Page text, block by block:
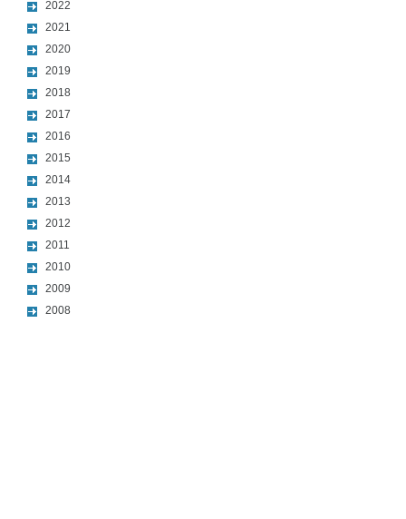
2022
2021
2020
2019
2018
2017
2016
2015
2014
2013
2012
2011
2010
2009
2008